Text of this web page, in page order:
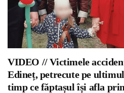
VIDEO // Victimele
Edineț, petrecute pe
timp ce făptașul își afla